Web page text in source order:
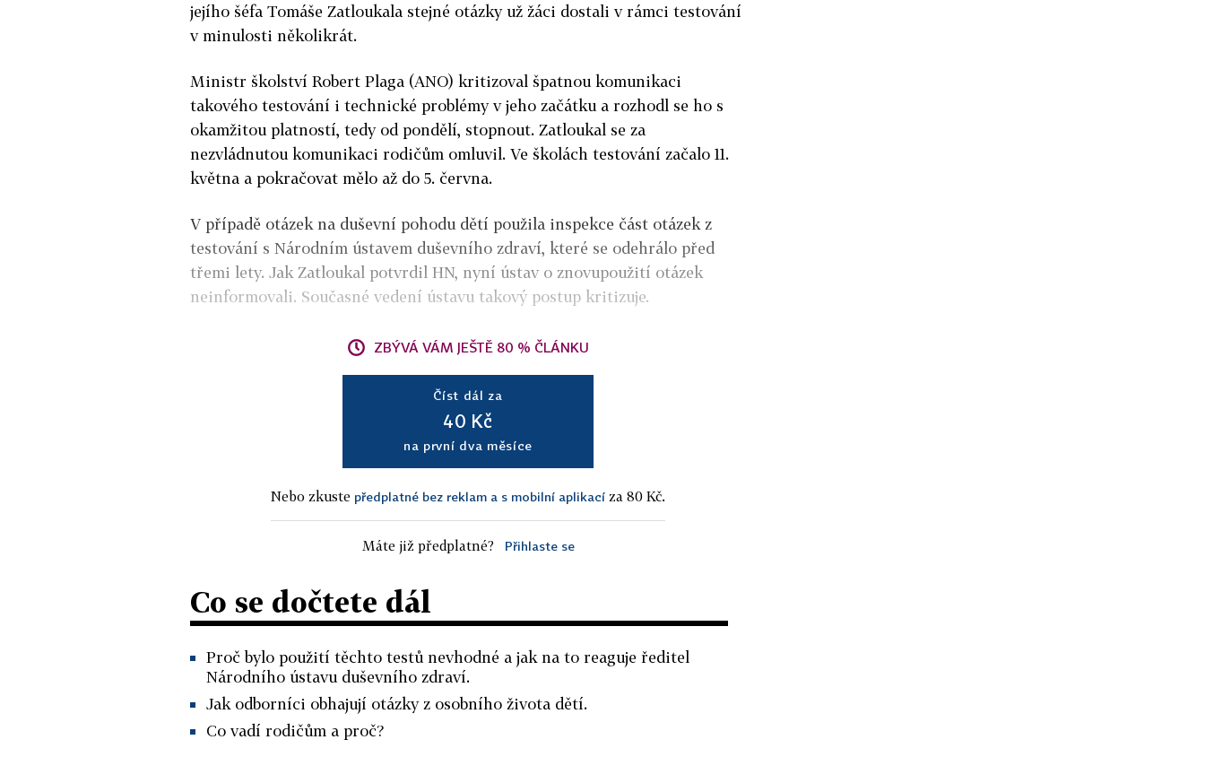
jejího šéfa Tomáše Zatloukala stejné otázky už žáci dostali v rámci testování
v minulosti několikrát.
Ministr školství Robert Plaga (ANO) kritizoval špatnou komunikaci
takového testování i technické problémy v jeho začátku a rozhodl se ho s
okamžitou platností, tedy od pondělí, stopnout. Zatloukal se za
nezvládnutou komunikaci rodičům omluvil. Ve školách testování začalo 11.
května a pokračovat mělo až do 5. června.
V případě otázek na duševní pohodu dětí použila inspekce část otázek z
testování s Národním ústavem duševního zdraví, které se odehrálo před
třemi lety. Jak Zatloukal potvrdil HN, nyní ústav o znovupoužití otázek
neinformovali. Současné vedení ústavu takový postup kritizuje.
ZBÝVÁ VÁM JEŠTĚ 80 % ČLÁNKU
Číst dál za
40 Kč
na první dva měsíce
Nebo zkuste předplatné bez reklam a s mobilní aplikací za 80 Kč.
Máte již předplatné? Přihlaste se
Co se dočtete dál
Proč bylo použití těchto testů nevhodné a jak na to reaguje ředitel
Národního ústavu duševního zdraví.
Jak odborníci obhajují otázky z osobního života dětí.
Co vadí rodičům a proč?